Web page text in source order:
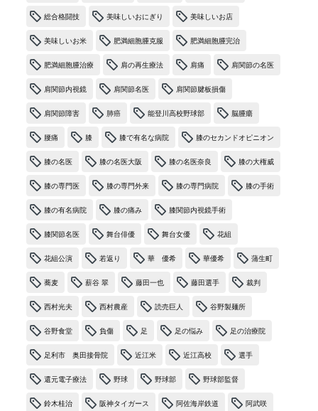
総合格闘技 美味しいおにぎり 美味しいお店
美味しいお米 肥満細胞腫克服 肥満細胞腫完治
肥満細胞腫治療 肩の再生療法 肩痛 肩関節の名医
肩関節内視鏡 肩関節名医 肩関節腱板損傷
肩関節障害 肺癌 能登川高校野球部 脳腫瘍
腰痛 膝 膝で有名な病院 膝のセカンドオピニオン
膝の名医 膝の名医大阪 膝の名医奈良 膝の大権威
膝の専門医 膝の専門外来 膝の専門病院 膝の手術
膝の有名病院 膝の痛み 膝関節内視鏡手術
膝関節名医 舞台俳優 舞台女優 花組
花組公演 若返り 華 優希 華優希 蒲生町
蕎麦 薪谷 翠 藤田一也 藤田選手 裁判
西村光夫 西村農産 読売巨人 谷野製麺所
谷野食堂 負傷 足 足の悩み 足の治療院
足利市 奥田接骨院 近江米 近江高校 選手
還元電子療法 野球 野球部 野球部監督
鈴木桂治 阪神タイガース 阿佐海岸鉄道 阿武咲